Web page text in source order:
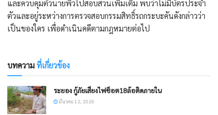
และควบคุมตัวนายพิวไปสอบสวนเพิ่มเติม พบว่าไม่มีบัตรประจำ
ตัวและอยู่ระหว่างการตรวจสอบกรรมสิทธิ์รถกระบะคันดังกล่าวว่า
เป็นของใคร เพื่อดำเนินคดีตามกฎหมายต่อไป
บทความที่เกี่ยวข้อง
ระยอง กู้ภัยเสี่ยงไฟช็อต18ล้อติดภายใน
มีนาคม 12, 2026